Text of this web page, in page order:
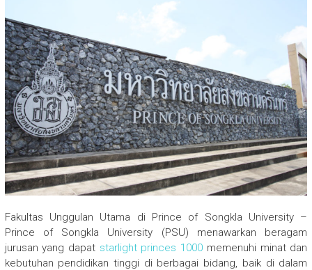
Fakultas Unggulan Utama di Prince of Songkla University –
Prince of Songkla University (PSU) menawarkan beragam
jurusan yang dapat starlight princes 1000 memenuhi minat dan
kebutuhan pendidikan tinggi di berbagai bidang, baik di dalam